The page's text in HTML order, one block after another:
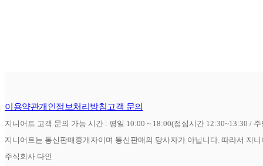
이용약관개인정보처리방침고객 문의
지니어트 고객 문의 가능 시간 : 평일 10:00 ~ 18:00(점심시간 12:30~13:30 /
지니어트는 통신판매중개자이며 통신판매의 당사자가 아닙니다. 따라서 지
주식회사 다인